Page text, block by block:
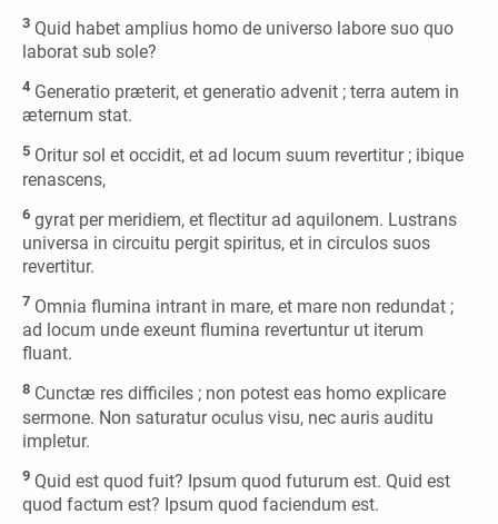
3 Quid habet amplius homo de universo labore suo quo
laborat sub sole?
4 Generatio præterit, et generatio advenit ; terra autem in
æternum stat.
5 Oritur sol et occidit, et ad locum suum revertitur ; ibique
renascens,
6 gyrat per meridiem, et flectitur ad aquilonem. Lustrans
universa in circuitu pergit spiritus, et in circulos suos
revertitur.
7 Omnia flumina intrant in mare, et mare non redundat ;
ad locum unde exeunt flumina revertuntur ut iterum
fluant.
8 Cunctæ res difficiles ; non potest eas homo explicare
sermone. Non saturatur oculus visu, nec auris auditu
impletur.
9 Quid est quod fuit? Ipsum quod futurum est. Quid est
quod factum est? Ipsum quod faciendum est.